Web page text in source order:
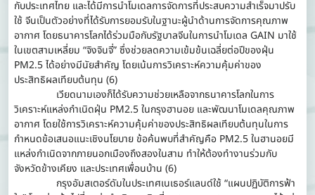
กับประเทศไทย และได้มีการนำโมเดลการจัดการที่ประสบความสำเร็จมาปรับ
ใช้ จีนเป็นตัวอย่างที่ได้รับการยอมรับในฐานะผู้นำด้านการจัดการคุณภาพ
อากาศ โดยธนาคารโลกได้ร่วมมือกับรัฐบาลจีนในการนำโมเดล GAIN มาใช้
ในเขตสามเหลี่ยม “จิงจินจี่” ซึ่งช่วยลดความเข้มข้นเฉลี่ยต่อปีของฝุ่น
PM2.5 ได้อย่างมีนัยสำคัญ โดยเน้นการวิเคราะห์ความคุ้มค่าของ
ประสิทธิผลเทียบต้นทุน (6)
เวียดนามเองก็ได้รับความช่วยเหลือจากธนาคารโลกในการ
วิเคราะห์แหล่งกำเนิดฝุ่น PM2.5 ในกรุงฮานอย และพัฒนาโมเดลคุณภาพ
อากาศ โดยใช้การวิเคราะห์ความคุ้มค่าของประสิทธิผลเทียบต้นทุนในการ
กำหนดข้อเสนอแนะเชิงนโยบาย ข้อค้นพบที่สำคัญคือ PM2.5 ในฮานอยมี
แหล่งกำเนิดจากภายนอกเมืองถึงสองในสาม ทำให้ต้องทำงานร่วมกับ
จังหวัดข้างเคียง และประเทศเพื่อนบ้าน (6)
กรุงอัมสเตอร์ดัมในประเทศเนเธอร์แลนด์ใช้ “แผนปฏิบัติการฟ้า